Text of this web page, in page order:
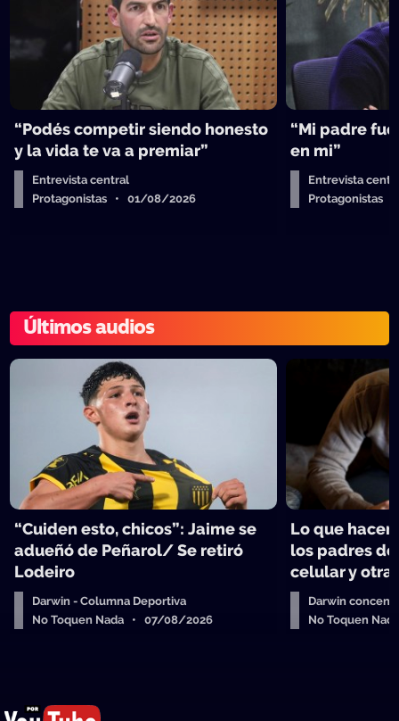
“Podés competir siendo honesto
y la vida te va a premiar”
Entrevista central
Protagonistas • 01/08/2026
“Mi padre
en mi”
Entrevista
Protagonistas
Últimos audios
“Cuiden esto, chicos”: Jaime se
adueñó de Peñarol/ Se retiró
Lodeiro
Darwin - Columna Deportiva
No Toquen Nada • 07/08/2026
Lo que
los padres
celular y
Darwin
No Toquen